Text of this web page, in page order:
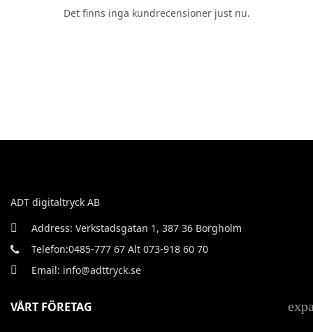
Det finns inga kundrecensioner just nu.
ADT digitaltryck AB
Address: Verkstadsgatan 1, 387 36 Borgholm
Telefon:0485-777 67 Alt 073-918 60 70
Email: info@adttryck.se
VÅRT FÖRETAG